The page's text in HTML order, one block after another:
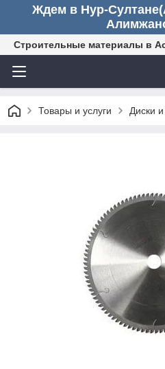
Ждем в Нур-
Строительные материалы в
Товары и услуги Диски и